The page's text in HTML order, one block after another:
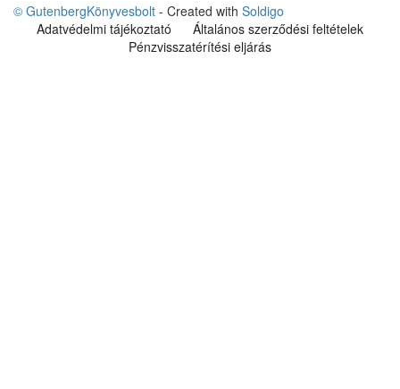
© GutenbergKönyvesbolt - Created with Soldigo
Adatvédelmi tájékoztató
Általános szerződési feltételek
Pénzvisszatérítési eljárás